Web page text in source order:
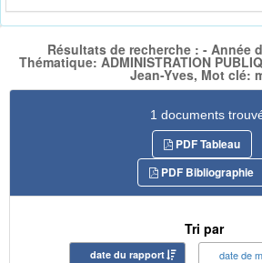
Résultats de recherche : - Année
Thématique: ADMINISTRATION
Jean-Yves, Mot clé:
1 documents
PDF Tableau
PDF Bibliographie
Tri par
date du rapport date de